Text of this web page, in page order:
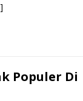
Populer Di